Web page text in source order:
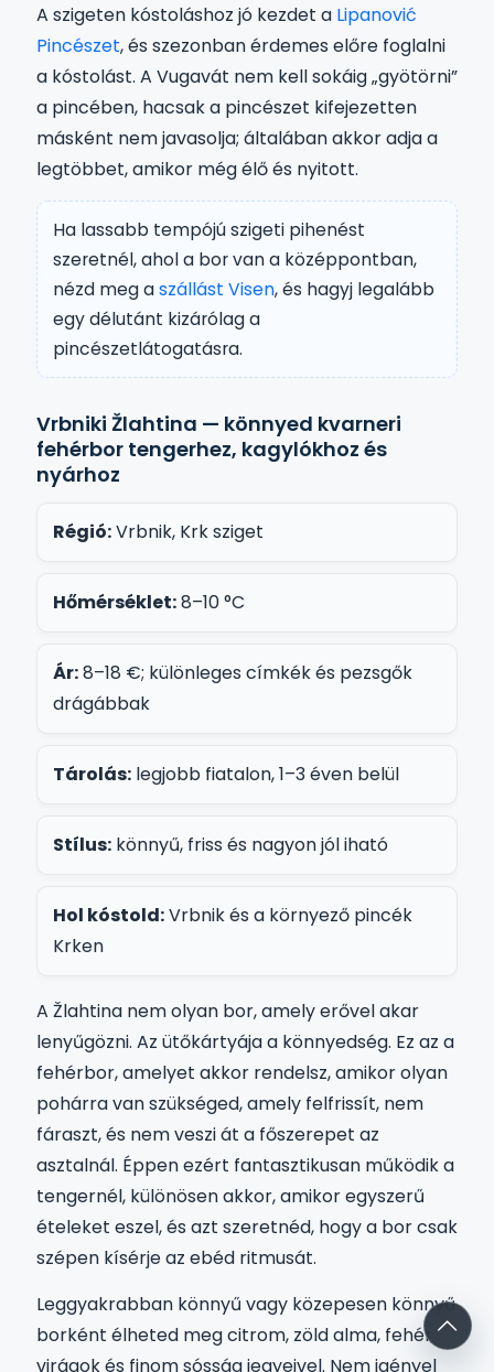
A szigeten kóstoláshoz jó kezdet a Lipanović
Pincészet, és szezonban érdemes előre foglalni
a kóstolást. A Vugavát nem kell sokáig „gyötörni”
a pincében, hacsak a pincészet kifejezetten
másként nem javasolja; általában akkor adja a
legtöbbet, amikor még élő és nyitott.
Ha lassabb tempójú szigeti pihenést
szeretnél, ahol a bor van a középpontban,
nézd meg aszállást Visen, és hagyj legalább
egy délutánt kizárólag a
pincészetlátogatásra.
Vrbniki Žlahtina — könnyed kvarneri
fehérbor tengerhez, kagylókhoz és
nyárhoz
Régió:Vrbnik, Krk sziget
Hőmérséklet:8–10 °C
Ár:8–18 €; különleges címkék és pezsgők
drágábbak
Tárolás: legjobb fiatalon, 1–3 éven belül
Stílus: könnyű, friss és nagyon jól iható
Hol kóstold:Vrbnik és a környező pincék
Krken
A Žlahtina nem olyan bor, amely erővel akar
lenyűgözni. Az ütőkártyája a könnyedség. Ez az a
fehérbor, amelyet akkor rendelsz, amikor olyan
pohárra van szükséged, amely felfrissít, nem
fáraszt, és nem veszi át a főszerepet az
asztalnál. Éppen ezért fantasztikusan működik a
tengernél, különösen akkor, amikor egyszerű
ételeket eszel, és azt szeretnéd, hogy a bor csak
szépen kísérje az ebéd ritmusát.
Leggyakrabban könnyű vagy közepesen könnyű
borként élheted meg citrom, zöld alma, fehér
virágok és finom sósság jegyeivel. Nem igényel